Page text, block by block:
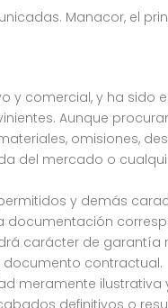
Manacor, el
y comercial, y ha sido
Aunque
omisiones,
del mercado o
y demás
carácter de garantía
documento contractual.
meramente
definitivos o